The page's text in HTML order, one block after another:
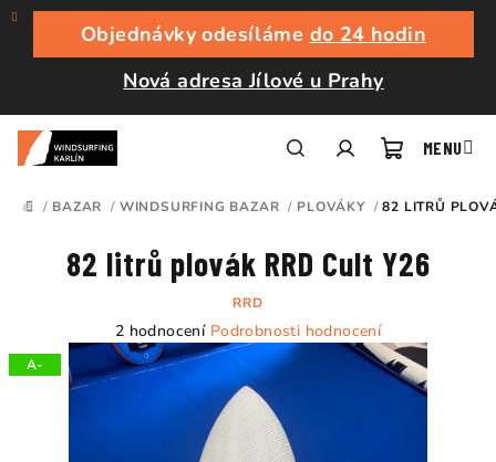
Přejít
obsah
Objednávky odesíláme do 24 hodin
Nová adresa Jílové u Prahy
košík
DOMŮ
/ BAZAR / WINDSURFING BAZAR / PLOVÁKY / 82 LITRŮ
82 litrů plovák RRD Cult Y26
RRD
Průměrné
hodnocení
produktu
2 hodnocení Podrobnosti hodnocení
A-